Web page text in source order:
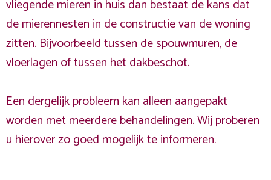
vliegende mieren in huis dan bestaat de kans dat
de mierennesten in de constructie van de woning
zitten. Bijvoorbeeld tussen de spouwmuren, de
vloerlagen of tussen het dakbeschot.
Een dergelijk probleem kan alleen aangepakt
worden met meerdere behandelingen. Wij proberen
u hierover zo goed mogelijk te informeren.